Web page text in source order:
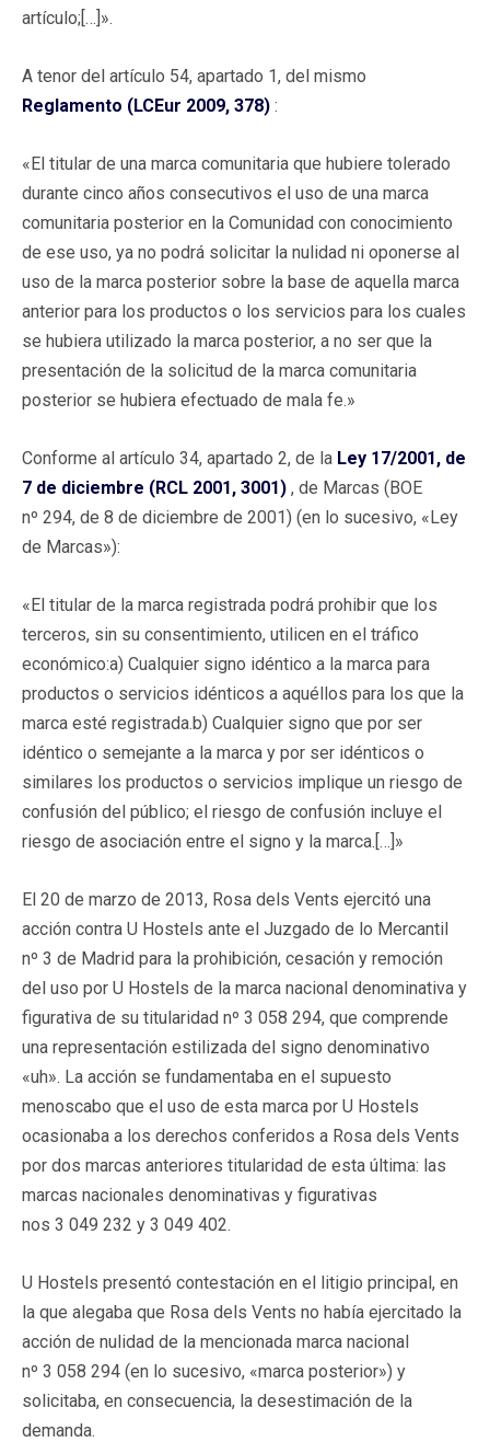
artículo;[…]».
A tenor del artículo 54, apartado 1, del mismo
Reglamento (LCEur 2009, 378) :
«El titular de una marca comunitaria que hubiere tolerado
durante cinco años consecutivos el uso de una marca
comunitaria posterior en la Comunidad con conocimiento
de ese uso, ya no podrá solicitar la nulidad ni oponerse al
uso de la marca posterior sobre la base de aquella marca
anterior para los productos o los servicios para los cuales
se hubiera utilizado la marca posterior, a no ser que la
presentación de la solicitud de la marca comunitaria
posterior se hubiera efectuado de mala fe.»
Conforme al artículo 34, apartado 2, de la Ley 17/2001, de
7 de diciembre (RCL 2001, 3001) , de Marcas (BOE
nº 294, de 8 de diciembre de 2001) (en lo sucesivo, «Ley
de Marcas»):
«El titular de la marca registrada podrá prohibir que los
terceros, sin su consentimiento, utilicen en el tráfico
económico:a) Cualquier signo idéntico a la marca para
productos o servicios idénticos a aquéllos para los que la
marca esté registrada.b) Cualquier signo que por ser
idéntico o semejante a la marca y por ser idénticos o
similares los productos o servicios implique un riesgo de
confusión del público; el riesgo de confusión incluye el
riesgo de asociación entre el signo y la marca.[…]»
El 20 de marzo de 2013, Rosa dels Vents ejercitó una
acción contra U Hostels ante el Juzgado de lo Mercantil
nº 3 de Madrid para la prohibición, cesación y remoción
del uso por U Hostels de la marca nacional denominativa y
figurativa de su titularidad nº 3 058 294, que comprende
una representación estilizada del signo denominativo
«uh». La acción se fundamentaba en el supuesto
menoscabo que el uso de esta marca por U Hostels
ocasionaba a los derechos conferidos a Rosa dels Vents
por dos marcas anteriores titularidad de esta última: las
marcas nacionales denominativas y figurativas
nos 3 049 232 y 3 049 402.
U Hostels presentó contestación en el litigio principal, en
la que alegaba que Rosa dels Vents no había ejercitado la
acción de nulidad de la mencionada marca nacional
nº 3 058 294 (en lo sucesivo, «marca posterior») y
solicitaba, en consecuencia, la desestimación de la
demanda.